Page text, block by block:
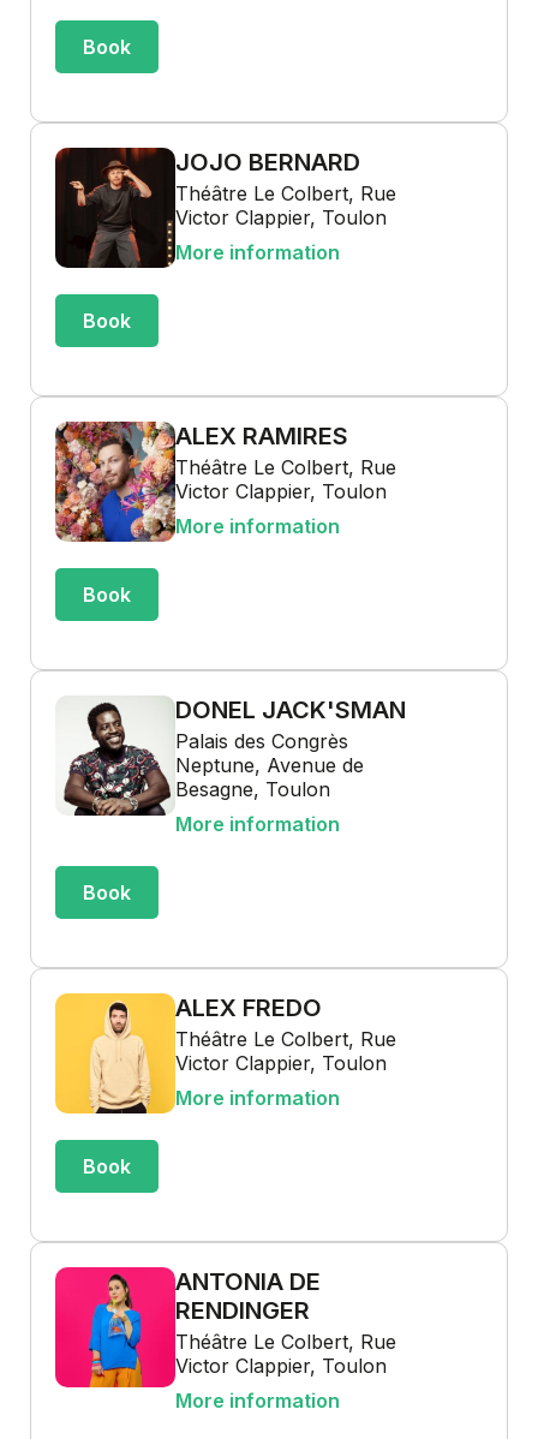
Book
JOJO BERNARD
Théâtre Le Colbert, Rue
Victor Clappier, Toulon
More information
Book
ALEX RAMIRES
Théâtre Le Colbert, Rue
Victor Clappier, Toulon
More information
Book
DONEL JACK'SMAN
Palais des Congrès
Neptune, Avenue de
Besagne, Toulon
More information
Book
ALEX FREDO
Théâtre Le Colbert, Rue
Victor Clappier, Toulon
More information
Book
ANTONIA DE
RENDINGER
Théâtre Le Colbert, Rue
Victor Clappier, Toulon
More information